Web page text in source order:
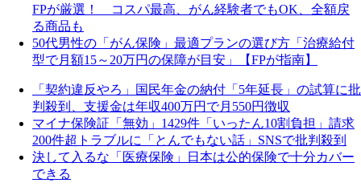
FPが厳選！ コスパ最高、がん経験者でもOK、全額戻
る商品も
50代男性の「がん保険」最適プランの選び方「治療給付
型で月額15～20万円の保障が目安」【FPが指南】
「契約違反やろ」国民年金の納付「5年延長」の試算に批
判殺到、支援金は年収400万円で月550円徴収
マイナ保険証「無効」1429件「いったん10割負担」請求
200件超トラブルに「とんでもない話」SNSで批判殺到
決して入るな「医療保険」日本は公的保険で十分カバー
できる